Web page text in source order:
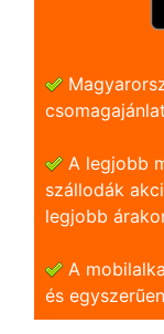
A legjobb
szállodák
legjobb
A
és